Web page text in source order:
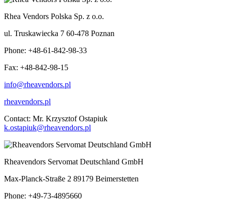
Rhea Vendors Polska Sp. z o.o.
ul. Truskawiecka 7 60-478 Poznan
Phone: +48-61-842-98-33
Fax: +48-842-98-15
info@rheavendors.pl
rheavendors.pl
Contact: Mr. Krzysztof Ostapiuk
k.ostapiuk@rheavendors.pl
Rheavendors Servomat Deutschland GmbH
Max-Planck-Straße 2 89179 Beimerstetten
Phone: +49-73-4895660